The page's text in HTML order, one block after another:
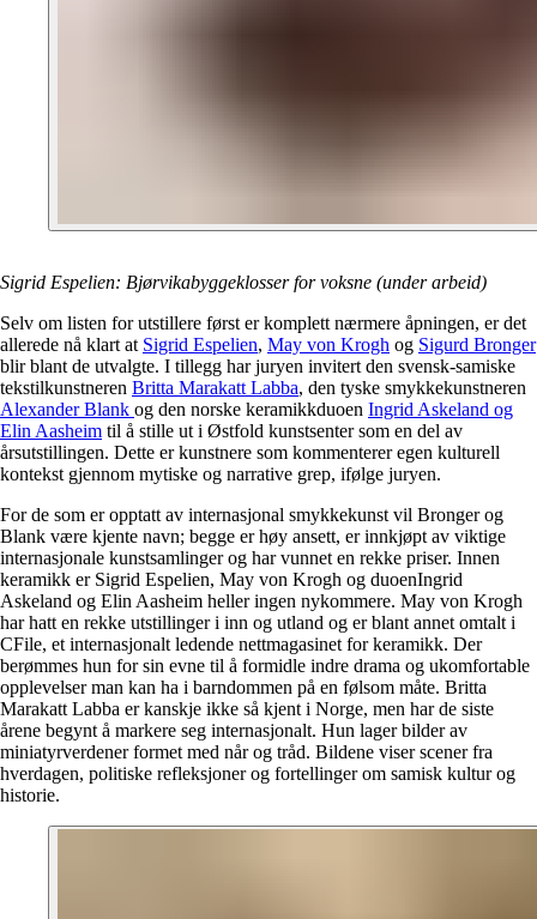
Sigrid Espelien: Bjørvikabyggeklosser for voksne (under arbeid)
Selv om listen for utstillere først er komplett nærmere åpningen, er det
allerede nå klart at Sigrid Espelien, May von Krogh og Sigurd Bronger
blir blant de utvalgte. I tillegg har juryen invitert den svensk-samiske
tekstilkunstneren Britta Marakatt Labba, den tyske smykkekunstneren
Alexander Blank og den norske keramikkduoen Ingrid Askeland og
Elin Aasheim til å stille ut i Østfold kunstsenter som en del av
årsutstillingen. Dette er kunstnere som kommenterer egen kulturell
kontekst gjennom mytiske og narrative grep, ifølge juryen.
For de som er opptatt av internasjonal smykkekunst vil Bronger og
Blank være kjente navn; begge er høy ansett, er innkjøpt av viktige
internasjonale kunstsamlinger og har vunnet en rekke priser. Innen
keramikk er Sigrid Espelien, May von Krogh og duoenIngrid
Askeland og Elin Aasheim heller ingen nykommere. May von Krogh
har hatt en rekke utstillinger i inn og utland og er blant annet omtalt i
CFile, et internasjonalt ledende nettmagasinet for keramikk. Der
berømmes hun for sin evne til å formidle indre drama og ukomfortable
opplevelser man kan ha i barndommen på en følsom måte. Britta
Marakatt Labba er kanskje ikke så kjent i Norge, men har de siste
årene begynt å markere seg internasjonalt. Hun lager bilder av
miniatyrverdener formet med når og tråd. Bildene viser scener fra
hverdagen, politiske refleksjoner og fortellinger om samisk kultur og
historie.